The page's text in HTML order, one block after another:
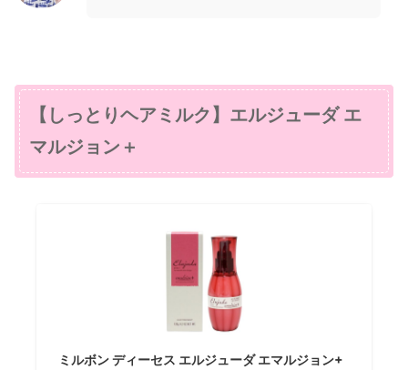
【しっとりヘアミルク】エルジューダ エ
マルジョン＋
ミルボン ディーセス エルジューダ エマルジョン+